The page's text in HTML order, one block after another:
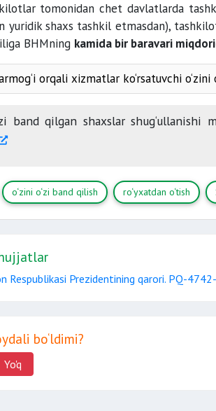
tomonidan chet davlatlarda
yuridik shaxs tashkil etmasdan),
BHMning kamida bir baravari
orqali xizmatlar ko‘rsatuvchi o‘zini
band qilgan shaxslar
o‘zini o‘zi band qilish ro‘yxatdan o‘tish
Respublikasi Prezidentining qarori. PQ-
bo‘ldimi?
Yo'q